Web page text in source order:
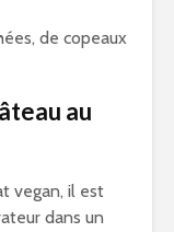
de copeaux
au
vegan, il est
dans un